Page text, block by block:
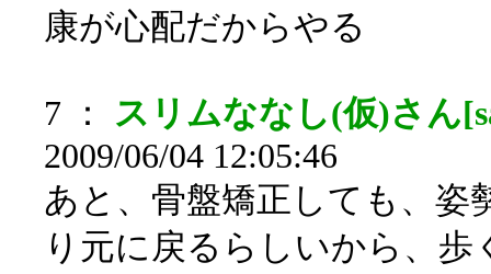
康が心配だからやる
7 ： スリムななし(仮)さん
2009/06/04 12:05:46
あと、骨盤矯正しても、姿
り元に戻るらしいから、歩